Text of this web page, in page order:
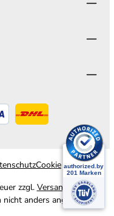
Cookie
zzgl. Versandkosten
anders angegeben.